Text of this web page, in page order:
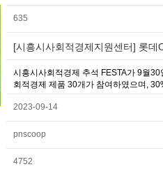
635
[시흥시사회적경제지원센터] 롯데
시흥시사회적경제 추석 FESTA가 9월
회적경제 제품 30개가 참여하였으며,
2023-09-14
pnscoop
4752